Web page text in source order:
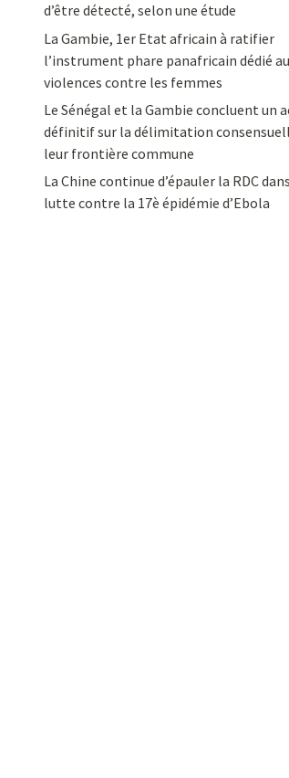
d’être détecté, selon une étude
La Gambie, 1er Etat africain à ratifier
l’instrument phare panafricain dédié
violences contre les femmes
Le Sénégal et la Gambie concluent un
définitif sur la délimitation
leur frontière commune
La Chine continue d’épauler la RDC
lutte contre la 17è épidémie d’Ebola